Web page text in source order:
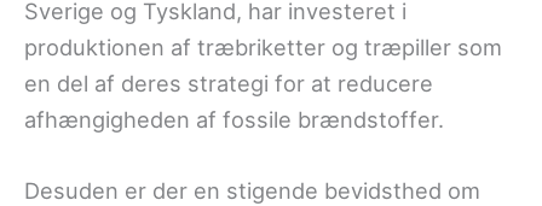
Sverige og Tyskland, har investeret i
produktionen af træbriketter og træpiller som
en del af deres strategi for at reducere
afhængigheden af fossile brændstoffer.
Desuden er der en stigende bevidsthed om